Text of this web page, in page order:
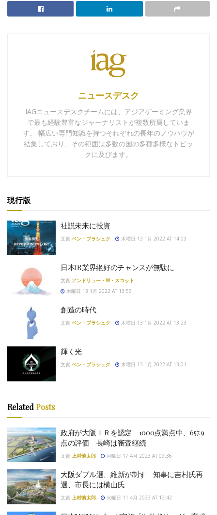
ニュースデスク
IAGニュースデスクチームには、アジアゲーミング業界
で最も経験豊富なジャーナリストが複数所属していま
す。 幅広い専門知識を持つそれぞれの長年のノウハウが
結集しており、その範囲は多数の国の多種多様なトピッ
クに及びます。
現行版
社説未来に投資
文責 ベン・ブラシュク 木曜日 13 1月 2022 AT 14:03
日本IR業界絶好のチャンスが無駄に
文責 アンドリュー・W・スコット
木曜日 13 1月 2022 AT 13:53
創造の時代
文責 ベン・ブラシュク 木曜日 13 1月 2022 AT 13:23
輝く光
文責 ベン・ブラシュク 木曜日 13 1月 2022 AT 13:01
Related Posts
政府が大阪ＩＲを認定 1000点満点中、657.9
点の評価 長崎は審査継続
文責 上村慎太郎 月曜日 17 4月 2023 AT 09:36
大阪ダブル選、維新が制す 知事に吉村氏再
選、市長には横山氏
文責 上村慎太郎 火曜日 11 4月 2023 AT 13:42